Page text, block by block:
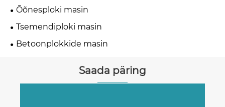
Õõnesploki masin
Tsemendiploki masin
Betoonplokkide masin
Saada päring